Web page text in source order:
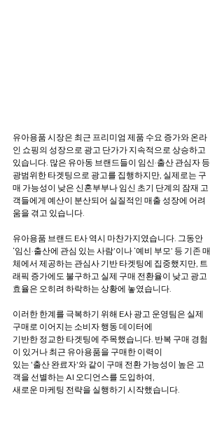
유아용품 시장은 최근 프리미엄 제품 수요 증가와 온라
인 쇼핑의 성장으로 광고 단가가 지속적으로 상승하고
있습니다. 많은 유아동 브랜드들이 임신·출산 관심자 등
광범위한 타겟팅으로 광고를 집행하지만, 실제로는 구
매 가능성이 낮은 신혼부부나 임신 초기 단계의 잠재 고
객들에게 예산이 분산되어 실질적인 매출 성장에 어려
움을 겪고 있습니다.
유아용품 브랜드 E사 역시 마찬가지였습니다. 그동안
‘임신·출산에 관심 있는 사람’이나 ‘예비 부모’ 등 기존 매
체에서 제공하는 관심사 기반 타겟팅에 집중했지만, 트
래픽 증가에도 불구하고 실제 구매 전환율이 낮고 광고
효율은 오히려 하락하는 상황에 놓였습니다.
이러한 한계를 극복하기 위해 E사 광고 운영팀은 실제
구매로 이어지는 소비자 행동 데이터에
기반한 정교한 타겟팅에 주목했습니다. 반복 구매 경험
이 있거나 최근 유아용품을 구매한 이력이
있는 '출산 완료자'와 같이 구매 전환 가능성이 높은 고
객을 선별하는 AI 오디언스를 도입하여,
새로운 마케팅 전략을 실행하기 시작했습니다.